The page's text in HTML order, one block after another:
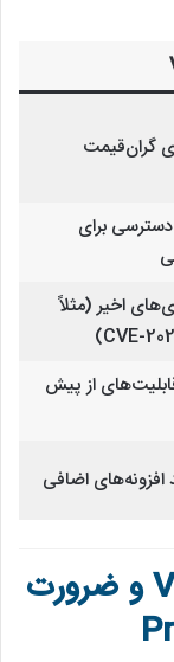
گران‌قیمت
برای
اخیر (مثلاً
CVE-
از پیش
افزونه‌های اضافی
آسیب‌پذیری‌های VMware و ضرورت